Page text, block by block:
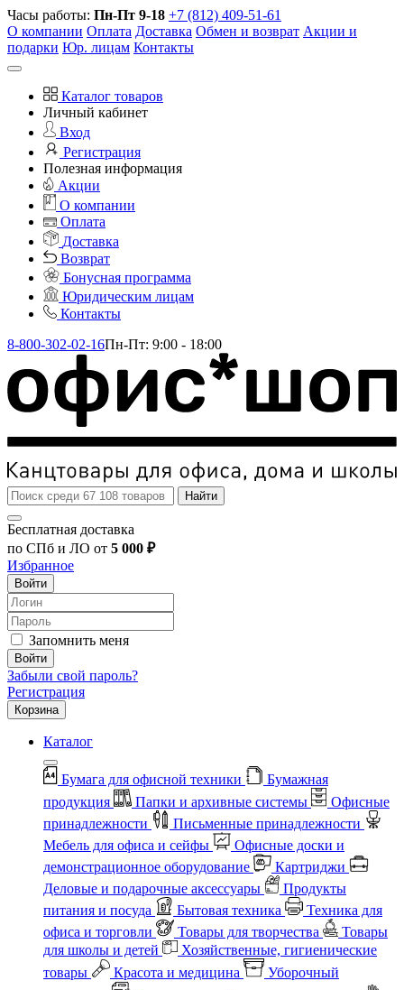
Часы работы: Пн-Пт 9-18 +7 (812) 409-51-61
О компании Оплата Доставка Обмен и возврат Акции и
подарки Юр. лицам Контакты
Каталог товаров
Личный кабинет
Вход
Регистрация
Полезная информация
Акции
О компании
Оплата
Доставка
Возврат
Бонусная программа
Юридическим лицам
Контакты
8-800-302-02-16Пн-Пт: 9:00 - 18:00
Найти
Бесплатная доставка
по СПб и ЛО от 5 000 ₽
Избранное
Войти
Запомнить меня
Войти
Забыли свой пароль?
Регистрация
Корзина
Каталог
Бумага для офисной техники
Бумажная
продукция
Папки и архивные системы
Офисные
принадлежности
Письменные принадлежности
Мебель для офиса и сейфы
Офисные доски и
демонстрационное оборудование
Картриджи
Деловые и подарочные аксессуары
Продукты
питания и посуда
Бытовая техника
Техника для
офиса и торговли
Товары для творчества
Товары
для школы и детей
Хозяйственные, гигиенические
товары
Красота и медицина
Уборочный